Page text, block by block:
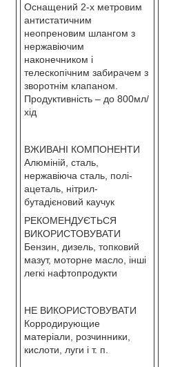
Оснащений 2-х метровим
антистатичним
неопреновим шлангом з
нержавіючим
наконечником і
телескопічним забирачем з
зворотнім клапаном.
Продуктивність – до 800мл/
хід
ВЖИВАНІ КОМПОНЕНТИ
Алюміній, сталь,
нержавіюча сталь, полі-
ацеталь, нітрил-
бутадієновий каучук
РЕКОМЕНДУЄТЬСЯ
ВИКОРИСТОВУВАТИ
Бензин, дизель, топковий
мазут, моторне масло, інші
легкі нафтопродукти
НЕ ВИКОРИСТОВУВАТИ
Корродирующие
матеріали, розчинники,
кислоти, луги і т. п.